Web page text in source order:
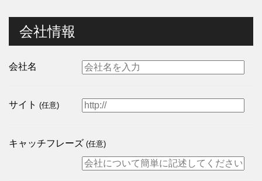
会社情報
会社名
サイト (任意)
キャッチフレーズ (任意)